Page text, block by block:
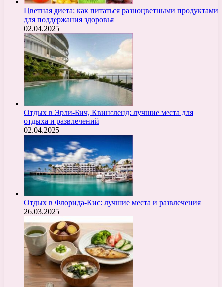
Цветная диета: как питаться разноцветными продуктами
для поддержания здоровья
02.04.2025
Отдых в Эрли-Бич, Квинсленд: лучшие места для
отдыха и развлечений
02.04.2025
Отдых в Флорида-Кис: лучшие места и развлечения
26.03.2025